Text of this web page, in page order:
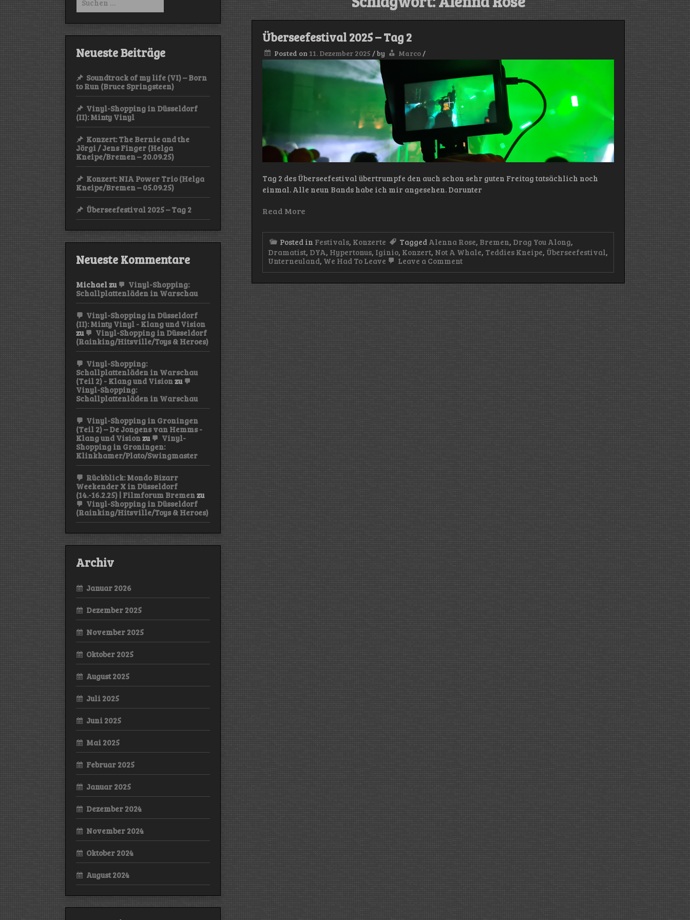
Überseefestival 2025 – Tag 2
Posted on 11. Dezember 2025 /by Marco/
Tag 2 des Überseefestival übertrumpfe den auch schon sehr guten Freitag tatsächlich noch
einmal. Alle neun Bands habe ich mir angesehen. Darunter
Read More
Posted in Festivals, Konzerte Tagged Alenna Rose, Bremen, Drag You Along,
Dramatist, DYA, Hypertonus, Iginio, Konzert, Not A Whale, Teddies Kneipe, Überseefestival,
Unterneuland, We Had To Leave Leave a Commenton
–
nach:
Neueste Beiträge
Soundtrack of my life (VI) – Born
to Run (Bruce Springsteen)
Vinyl-Shopping in Düsseldorf
(II): Minty Vinyl
Konzert: The Bernie and the
Jörgi / Jens Finger (Helga
Kneipe/Bremen – 20.09.25)
Konzert: NIA Power Trio (Helga
Kneipe/Bremen – 05.09.25)
Überseefestival 2025 – Tag 2
Neueste Kommentare
Michaelzu
Vinyl-Shopping:
Schallplattenläden in Warschau
Vinyl-Shopping in Düsseldorf
(II): Minty Vinyl - Klang und Vision
zu
Vinyl-Shopping in Düsseldorf
(Rainking/Hitsville/Toys & Heroes)
Vinyl-Shopping:
Schallplattenläden in Warschau
(Teil 2) - Klang und Visionzu
Vinyl-Shopping:
Schallplattenläden in Warschau
Vinyl-Shopping in Groningen
(Teil 2) – De Jongens van Hemms -
Klang und Visionzu
Vinyl-
Shopping in Groningen:
Klinkhamer/Plato/Swingmaster
Rückblick: Mondo Bizarr
Weekender X in Düsseldorf
(14.-16.2.25) | Filmforum Bremenzu
Vinyl-Shopping in Düsseldorf
(Rainking/Hitsville/Toys & Heroes)
Archiv
Januar 2026
Dezember 2025
November 2025
Oktober 2025
August 2025
Juli 2025
Juni 2025
Mai 2025
Februar 2025
Januar 2025
Dezember 2024
November 2024
Oktober 2024
August 2024